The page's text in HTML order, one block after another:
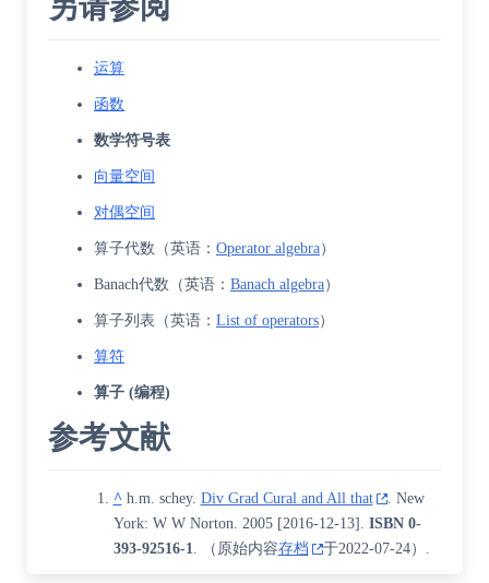
另请参阅
运算
函数
数学符号表
向量空间
对偶空间
算子代数 （英语 ： Operator algebra）
Banach代数 （英语 ： Banach algebra）
算子列表 （英语 ： List of operators）
算符
算子 (编程)
参考文献
^ h.m. schey. Div Grad Cural and All that
. New
York: W W Norton. 2005 [2016-12-13] . ISBN0-
393-92516-1. （原始内容存档 于2022-07-24）.